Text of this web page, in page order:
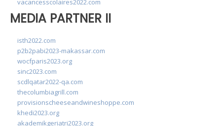
vacancesscolaires2022.com
MEDIA PARTNER II
isth2022.com
p2b2pabi2023-makassar.com
wocfparis2023.org
sinc2023.com
scdlqatar2022-qa.com
thecolumbiagrill.com
provisionscheeseandwineshoppe.com
khedi2023.org
akademikgeriatri2023.org